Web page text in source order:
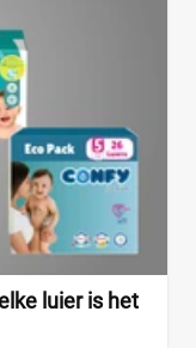
luier is het